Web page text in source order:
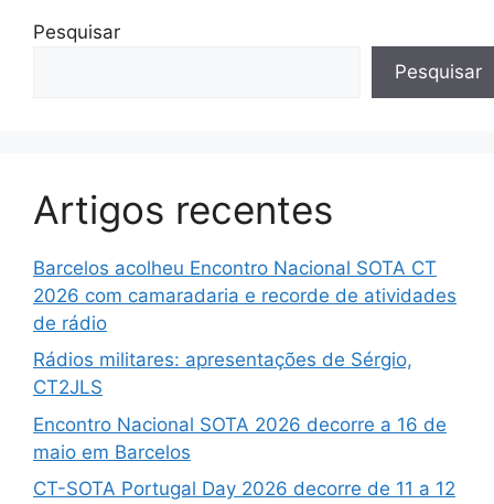
Pesquisar
Pesquisar
Artigos recentes
Barcelos acolheu Encontro Nacional SOTA CT
2026 com camaradaria e recorde de atividades
de rádio
Rádios militares: apresentações de Sérgio,
CT2JLS
Encontro Nacional SOTA 2026 decorre a 16 de
maio em Barcelos
CT-SOTA Portugal Day 2026 decorre de 11 a 12